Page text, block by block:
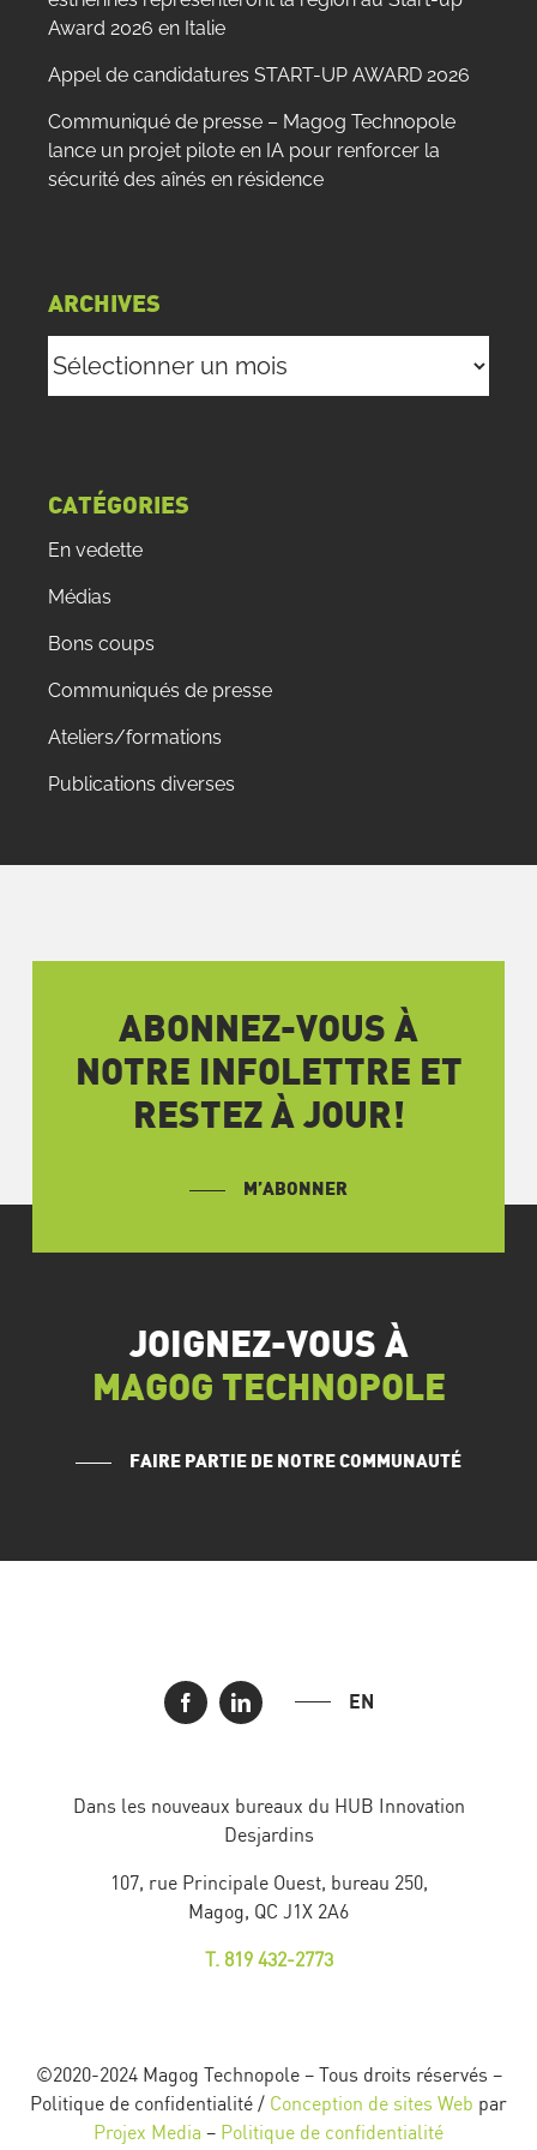
Award 2026 en Italie
Appel de candidatures START-UP AWARD 2026
Communiqué de presse – Magog Technopole
lance un projet pilote en IA pour renforcer la
sécurité des aînés en résidence
ARCHIVES
CATÉGORIES
En vedette
Médias
Bons coups
Communiqués de presse
Ateliers/formations
Publications diverses
ABONNEZ-VOUS À
NOTRE INFOLETTRE ET
RESTEZ À JOUR!
M’ABONNER
JOIGNEZ-VOUS À
MAGOG TECHNOPOLE
FAIRE PARTIE DE NOTRE COMMUNAUTÉ
EN
Dans les nouveaux bureaux du HUB Innovation
Desjardins
107, rue Principale Ouest, bureau 250,
Magog, QC J1X 2A6
T. 819 432-2773
©2020-2024 Magog Technopole – Tous droits réservés –
Politique de confidentialité / Conception de sites Web par
Projex Media – Politique de confidentialité